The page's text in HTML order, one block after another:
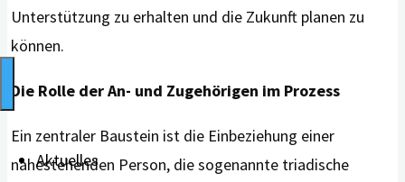
Aktuelles
Unterstützung zu erhalten und die Zukunft planen zu
können.
Die Rolle der An- und Zugehörigen im Prozess
Ein zentraler Baustein ist die Einbeziehung einer
nahestehenden Person, die sogenannte triadische